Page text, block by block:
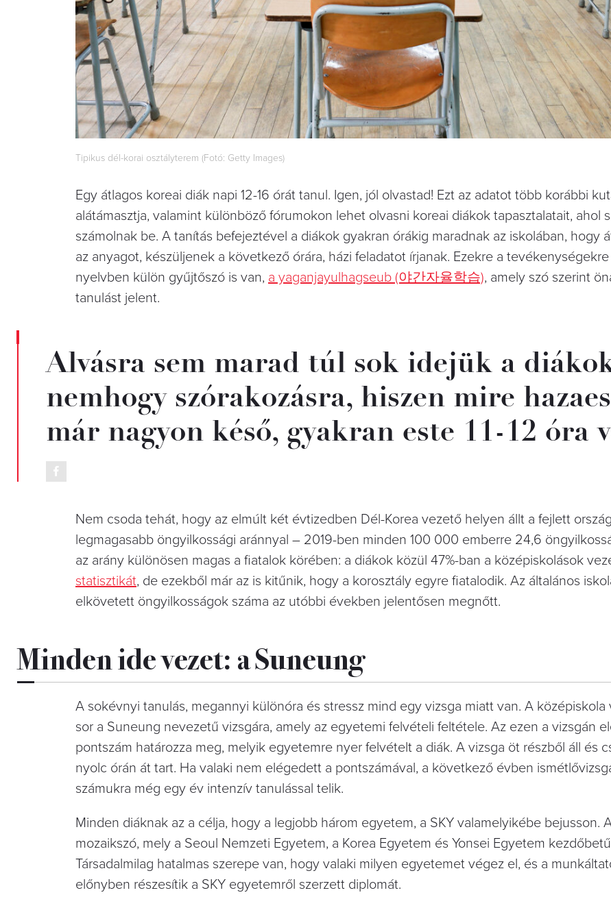
Tipikus dél-korai osztályterem (Fotó: Getty Images)
Egy átlagos koreai diák napi 12-16 órát tanul. Igen, jól olvastad! Ezt az adatot több korábbi
alátámasztja, valamint különböző fórumokon lehet olvasni koreai diákok tapasztalatait, ahol
számolnak be. A tanítás befejeztével a diákok gyakran órákig maradnak az iskolában, hogy
az anyagot, készüljenek a következő órára, házi feladatot írjanak. Ezekre a
nyelvben külön gyűjtőszó is van, a yaganjayulhagseub (야간자율학습), amely szó szerint
tanulást jelent.
Alvásra sem marad túl sok idejük a
nemhogy szórakozásra, hiszen mire
már nagyon késő, gyakran este 11-12 óra
Nem csoda tehát, hogy az elmúlt két évtizedben Dél-Korea vezető helyen állt a fejlett
legmagasabb öngyilkossági aránnyal – 2019-ben minden 100 000 emberre 24,6
az arány különösen magas a fiatalok körében: a diákok közül 47%-ban a középiskolások
statisztikát, de ezekből már az is kitűnik, hogy a korosztály egyre fiatalodik. Az általános
elkövetett öngyilkosságok száma az utóbbi években jelentősen megnőtt.
Minden ide vezet: a Suneung
A sokévnyi tanulás, megannyi különóra és stressz mind egy vizsga miatt van. A középiskola
sor a Suneung nevezetű vizsgára, amely az egyetemi felvételi feltétele. Az ezen a vizsgán
pontszám határozza meg, melyik egyetemre nyer felvételt a diák. A vizsga öt részből áll és
nyolc órán át tart. Ha valaki nem elégedett a pontszámával, a következő évben
számukra még egy év intenzív tanulással telik.
Minden diáknak az a célja, hogy a legjobb három egyetem, a SKY valamelyikébe bejusson.
mozaikszó, mely a Seoul Nemzeti Egyetem, a Korea Egyetem és Yonsei Egyetem
Társadalmilag hatalmas szerepe van, hogy valaki milyen egyetemet végez el, és a
előnyben részesítik a SKY egyetemről szerzett diplomát.